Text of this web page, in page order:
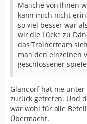
Manche von Ihnen
kann mich nicht
so viel besser war
wir die Lücke zu
das Trainerteam
man den einzelnen
geschlossener
Glandorf hat nie unter
zurück getreten. Und
war wohl für alle
Übermacht.